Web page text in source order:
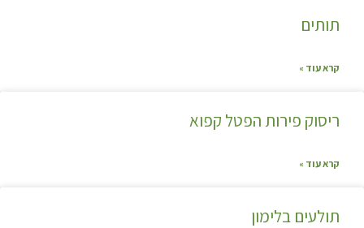
תותים
קרא עוד »
ריסוק פירות הפטל קפוא
קרא עוד »
תולעים בלימון